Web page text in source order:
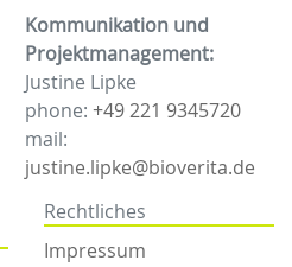
Kommunikation und
Projektmanagement:
Justine Lipke
phone: +49 221 9345720
mail:
justine.lipke@bioverita.de
Rechtliches
Impressum